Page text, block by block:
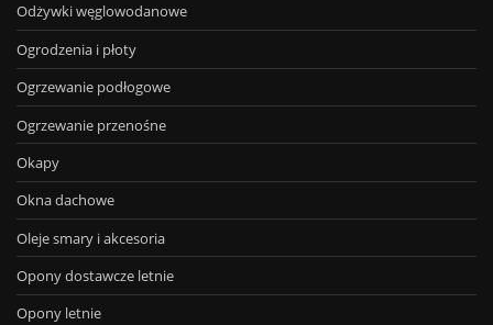
Odżywki węglowodanowe
Ogrodzenia i płoty
Ogrzewanie podłogowe
Ogrzewanie przenośne
Okapy
Okna dachowe
Oleje smary i akcesoria
Opony dostawcze letnie
Opony letnie